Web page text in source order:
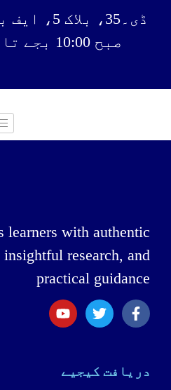
ڈی۔35، بلاک 5، ایف بی ایریا، کراچی
صبح 10:00 بجے تا رات 9:00 بجے
learners with authentic
research, and
practical guidance
دریافت کیجیے